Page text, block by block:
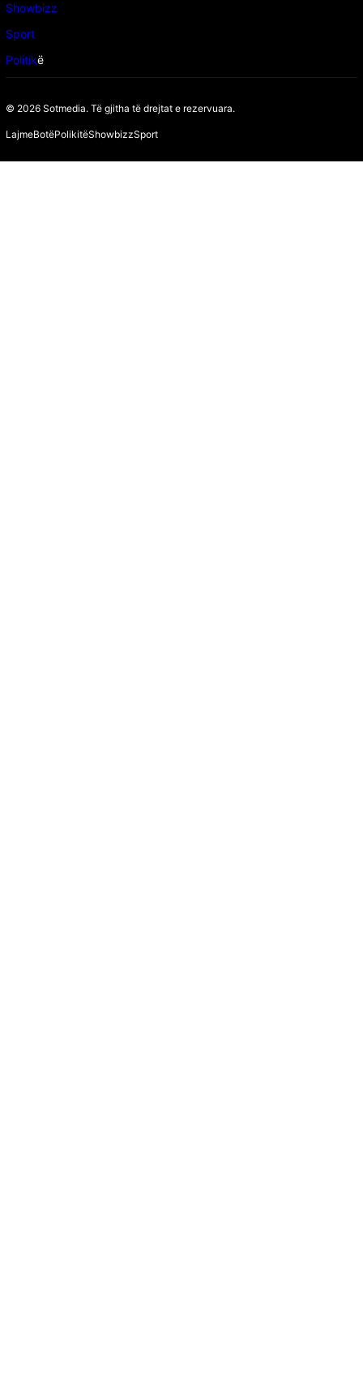
Showbizz
Sport
Politikë
© 2026 Sotmedia. Të gjitha të drejtat e rezervuara.
LajmeBotëPolikitëShowbizzSport